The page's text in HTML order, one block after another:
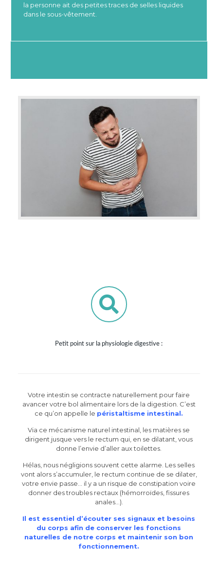
la personne ait des petites traces de selles liquides
dans le sous-vêtement.
Petit point sur la physiologie digestive :
Votre intestin se contracte naturellement pour faire
avancer votre bol alimentaire lors de la digestion. C’est
ce qu’on appelle le péristaltisme intestinal.
Via ce mécanisme naturel intestinal, les matières se
dirigent jusque vers le rectum qui, en se dilatant, vous
donne l’envie d’aller aux toilettes.
Hélas, nous négligions souvent cette alarme. Les selles
vont alors s’accumuler, le rectum continue de se dilater,
votre envie passe… il y a un risque de constipation voire
donner des troubles rectaux (hémorroïdes, fissures
anales…).
Il est essentiel d’écouter ses signaux et besoins
du corps afin de conserver les fonctions
naturelles de notre corps et maintenir son bon
fonctionnement.